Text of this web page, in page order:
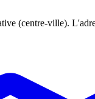
(centre-ville).